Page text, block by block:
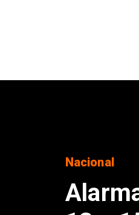
Regiones